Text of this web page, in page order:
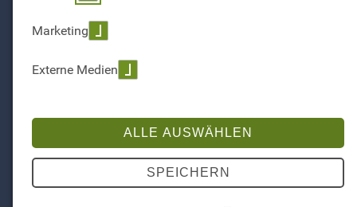
Marketing
Externe Medien
ALLE AUSWÄHLEN
SPEICHERN